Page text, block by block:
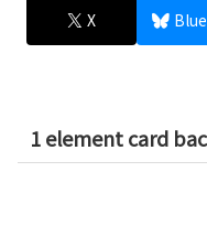
X
1 element card